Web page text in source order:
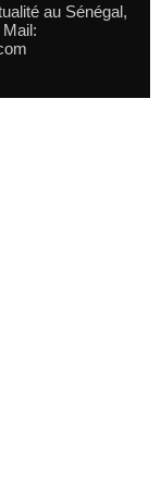
au Sénégal,